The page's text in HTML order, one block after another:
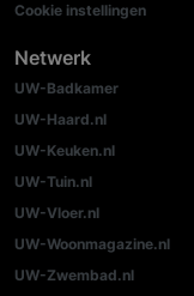
Cookie instellingen
Netwerk
UW-Badkamer
UW-Haard.nl
UW-Keuken.nl
UW-Tuin.nl
UW-Vloer.nl
UW-Woonmagazine.nl
UW-Zwembad.nl